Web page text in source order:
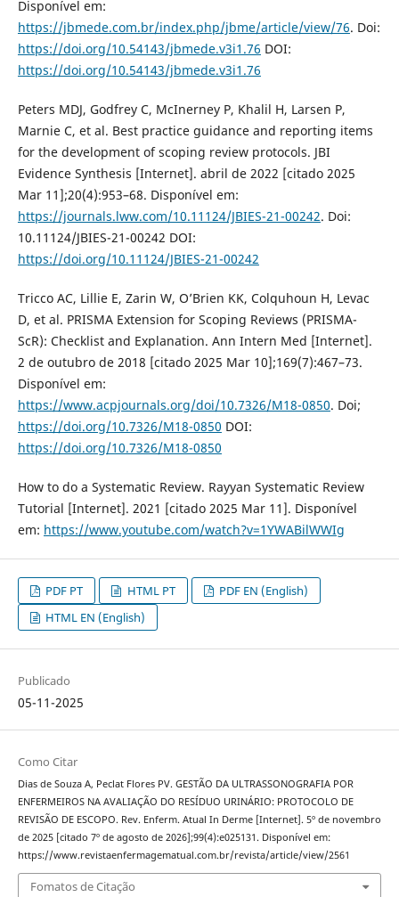
Disponível em:
https://jbmede.com.br/index.php/jbme/article/view/76. Doi:
https://doi.org/10.54143/jbmede.v3i1.76 DOI:
https://doi.org/10.54143/jbmede.v3i1.76
Peters MDJ, Godfrey C, McInerney P, Khalil H, Larsen P,
Marnie C, et al. Best practice guidance and reporting items
for the development of scoping review protocols. JBI
Evidence Synthesis [Internet]. abril de 2022 [citado 2025
Mar 11];20(4):953–68. Disponível em:
https://journals.lww.com/10.11124/JBIES-21-00242. Doi:
10.11124/JBIES-21-00242 DOI:
https://doi.org/10.11124/JBIES-21-00242
Tricco AC, Lillie E, Zarin W, O’Brien KK, Colquhoun H, Levac
D, et al. PRISMA Extension for Scoping Reviews (PRISMA-
ScR): Checklist and Explanation. Ann Intern Med [Internet].
2 de outubro de 2018 [citado 2025 Mar 10];169(7):467–73.
Disponível em:
https://www.acpjournals.org/doi/10.7326/M18-0850. Doi;
https://doi.org/10.7326/M18-0850 DOI:
https://doi.org/10.7326/M18-0850
How to do a Systematic Review. Rayyan Systematic Review
Tutorial [Internet]. 2021 [citado 2025 Mar 11]. Disponível
em: https://www.youtube.com/watch?v=1YWABilWWIg
PDF PT HTML PT
PDF EN (English)
HTML EN (English)
Publicado
05-11-2025
Como Citar
Dias de Souza A, Peclat Flores PV. GESTÃO DA ULTRASSONOGRAFIA POR
ENFERMEIROS NA AVALIAÇÃO DO RESÍDUO URINÁRIO: PROTOCOLO DE
REVISÃO DE ESCOPO. Rev. Enferm. Atual In Derme [Internet]. 5º de novembro
de 2025 [citado 7º de agosto de 2026];99(4):e025131. Disponível em:
https://www.revistaenfermagematual.com.br/revista/article/view/2561
Fomatos de Citação